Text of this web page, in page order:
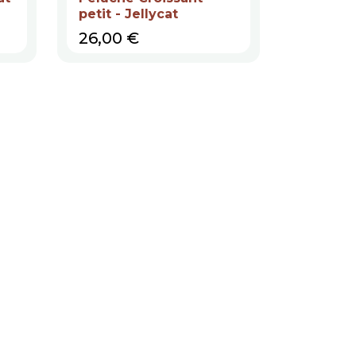
petit - Jellycat
Prix
26,00 €